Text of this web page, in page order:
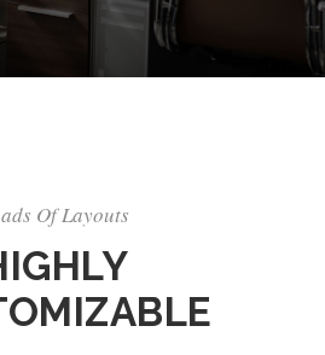
Of Layouts